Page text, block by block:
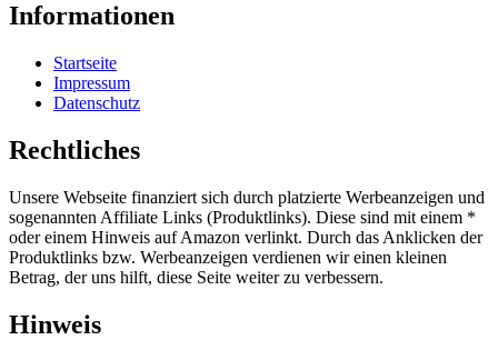
Informationen
Startseite
Impressum
Datenschutz
Rechtliches
Unsere Webseite finanziert sich durch platzierte Werbeanzeigen und
sogenannten Affiliate Links (Produktlinks). Diese sind mit einem *
oder einem Hinweis auf Amazon verlinkt. Durch das Anklicken der
Produktlinks bzw. Werbeanzeigen verdienen wir einen kleinen
Betrag, der uns hilft, diese Seite weiter zu verbessern.
Hinweis